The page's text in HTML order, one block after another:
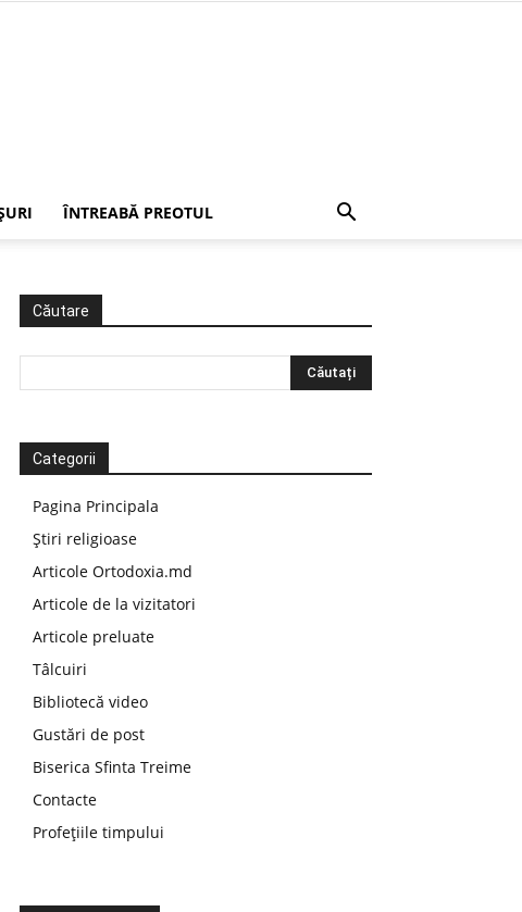
ÎNTREABĂ PREOTUL
Căutare
Categorii
Pagina Principala
Știri religioase
Articole Ortodoxia.md
Articole de la vizitatori
Articole preluate
Tâlcuiri
Bibliotecă video
Gustări de post
Biserica Sfinta Treime
Contacte
Profețiile timpului